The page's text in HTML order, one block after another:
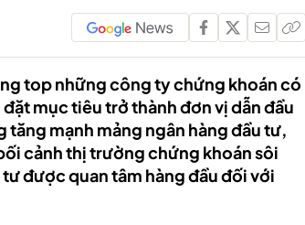
top những công ty chứng khoán có
mục tiêu trở thành đơn vị dẫn đầu
tăng mạnh mảng ngân hàng đầu tư,
cảnh thị trường chứng khoán sôi
được quan tâm hàng đầu đối với